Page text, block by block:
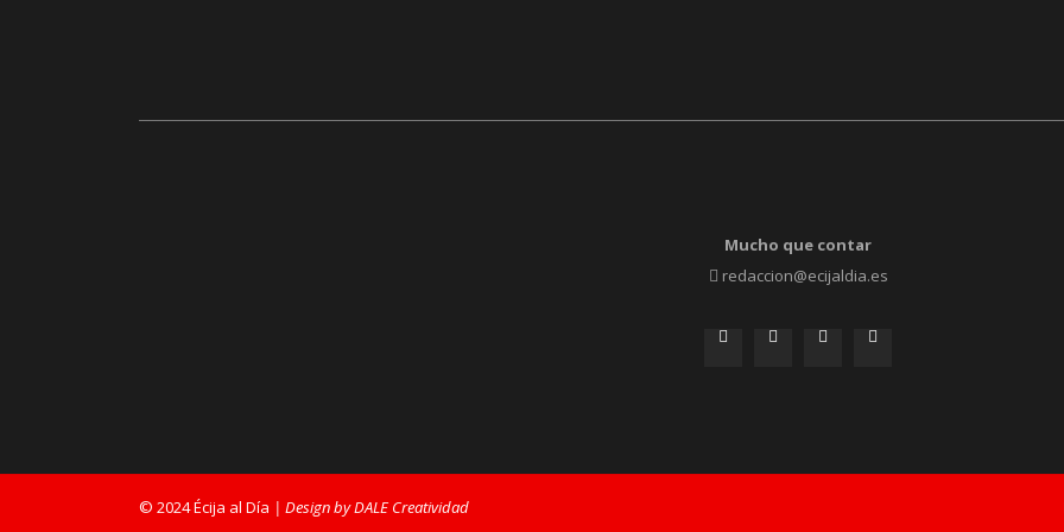
Mucho que contar
redaccion@ecijaldia.es
© 2024 Écija al Día | Design by DALE Creatividad